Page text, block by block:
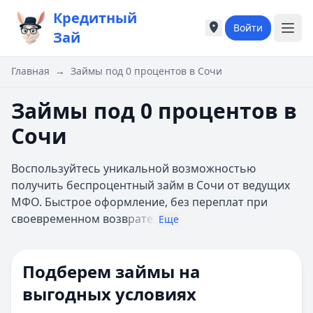
Кредитный
Зай
Города России
Москва
Казань
Б
Барнаул
Белгород
Города России
Москва
Казань
Б
Барнаул
Белгород
Войти
Главная → Займы под 0 процентов в Сочи
Займы под 0 процентов в
Сочи
Воспользуйтесь уникальной возможностью
получить беспроцентный займ в Сочи от ведущих
МФО. Быстрое оформление, без переплат при
своевременном возврате. Еще
Подберем займы на
выгодных условиях